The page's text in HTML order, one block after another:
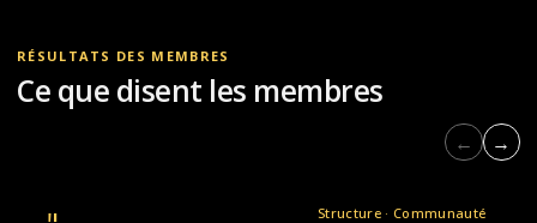
RÉSULTATS DES MEMBRES
Ce que disent les membres
← →
Structure · Communauté